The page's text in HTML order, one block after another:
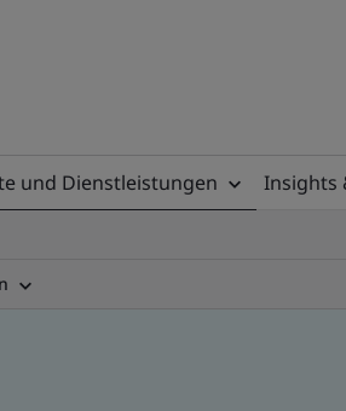
und Dienstleistungen Insights